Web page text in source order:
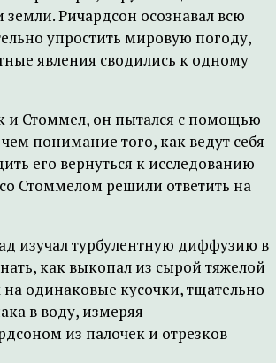
Ричардсон осознавал всю
упростить мировую погоду,
явления сводились к одному
и Стоммел, он пытался с помощью
понимание того, как ведут себя
его вернуться к исследованию
Стоммелом решили ответить на
изучал турбулентную диффузию в
как выкопал из сырой тяжелой
одинаковые кусочки, тщательно
в воду, измеряя
из палочек и отрезков